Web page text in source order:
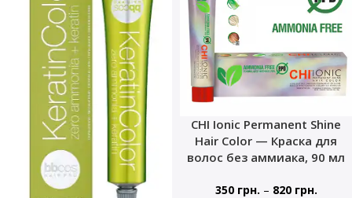
CHI Ionic Permanent Shine
Hair Color — Краска для
волос без аммиака, 90 мл
350 грн. – 820 грн.